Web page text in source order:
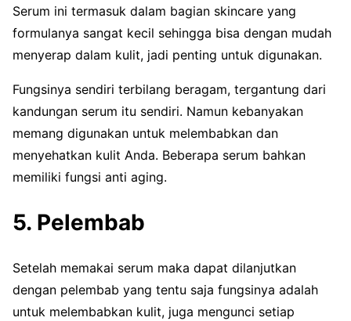
Serum ini termasuk dalam bagian skincare yang
formulanya sangat kecil sehingga bisa dengan mudah
menyerap dalam kulit, jadi penting untuk digunakan.
Fungsinya sendiri terbilang beragam, tergantung dari
kandungan serum itu sendiri. Namun kebanyakan
memang digunakan untuk melembabkan dan
menyehatkan kulit Anda. Beberapa serum bahkan
memiliki fungsi anti aging.
5. Pelembab
Setelah memakai serum maka dapat dilanjutkan
dengan pelembab yang tentu saja fungsinya adalah
untuk melembabkan kulit, juga mengunci setiap